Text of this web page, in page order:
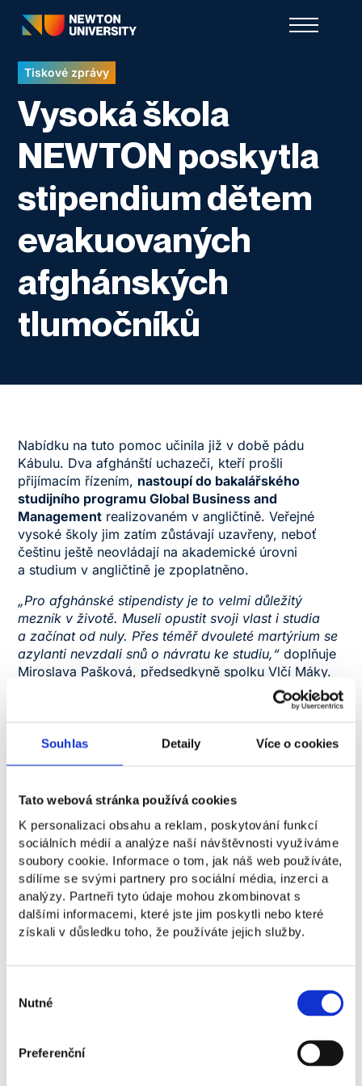
Souhlas Detaily Více o cookies
Tato webová stránka používá cookies
K personalizaci obsahu a reklam, poskytování funkcí
sociálních médií a analýze naší návštěvnosti využíváme
soubory cookie. Informace o tom, jak náš web používáte,
sdílíme se svými partnery pro sociální média, inzerci a
analýzy. Partneři tyto údaje mohou zkombinovat s
dalšími informacemi, které jste jim poskytli nebo které
získali v důsledku toho, že používáte jejich služby.
souhlasu
Nutné
Preferenční
Tiskové zprávy
Vysoká škola
NEWTON poskytla
stipendium dětem
evakuovaných
afghánských
tlumočníků
Nabídku na tuto pomoc učinila již v době pádu
Kábulu. Dva afghánští uchazeči, kteří prošli
přijímacím řízením, nastoupí do bakalářského
studijního programu Global Business and
Management realizovaném v angličtině. Veřejné
vysoké školy jim zatím zůstávají uzavřeny, neboť
češtinu ještě neovládají na akademické úrovni
a studium v angličtině je zpoplatněno.
„Pro afghánské stipendisty je to velmi důležitý
mezník v životě. Museli opustit svoji vlast i studia
a začínat od nuly. Přes téměř dvouleté martýrium se
azylanti nevzdali snů o návratu ke studiu,“ doplňuje
Miroslava Pašková, předsedkyně spolku Vlčí Máky.
„Česká republika umožňuje nostrifikaci afghánských
maturit i VŠ titulů –⁠ jejich uznání se v poslední době
s prohlubováním češtiny pomůže růst na kariérním
žebříčku. Osudy evakuovaných Afghánců v mnohém
roce,“vysvětluje Pašková.
“Život v Afghánistanu nebyl nikdy snadný. Denně
byly stovky Afghánců zabity při sebevražedných
atentátech a bombových útocích. I přesto lidé stále
doufají v trvalý mír, ke kterému naneštěstí nikdy
nedošlo. Před opuštěním Afghánistánu jsem studoval
na American University of Afghanistan, univerzitě
západního typu, která byla napadena v roce 2016
budu sloužit své vlasti, ale dveře univerzity byly
zavřeny poté, co Taliban převzal kontrolu
Ten opustil spolu s rodiči Kabul poté, co jeho otci,
vysloužilému armádnímu důstojníku, explodovala